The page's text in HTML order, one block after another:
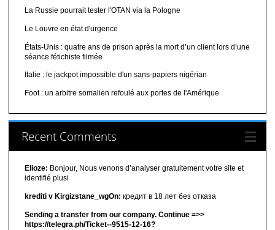
La Russie pourrait tester l'OTAN via la Pologne
Le Louvre en état d'urgence
États-Unis : quatre ans de prison après la mort d’un client lors d’une
séance fétichiste filmée
Italie : le jackpot impossible d'un sans-papiers nigérian
Foot : un arbitre somalien refoulé aux portes de l'Amérique
Recent Comments
Elioze: Bonjour, Nous venons d’analyser gratuitement votre site et
identifié plusi
krediti v Kirgizstane_wgOn: кредит в 18 лет без отказа
Sending a transfer from our company. Continue =>>
https://telegra.ph/Ticket--9515-12-16?